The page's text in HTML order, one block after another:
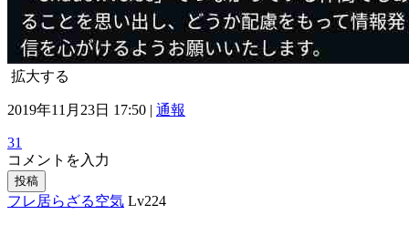
拡大する
2019年11月23日 17:50 | 通報
31
コメントを入力
投稿
フレ居らざる空気 Lv224